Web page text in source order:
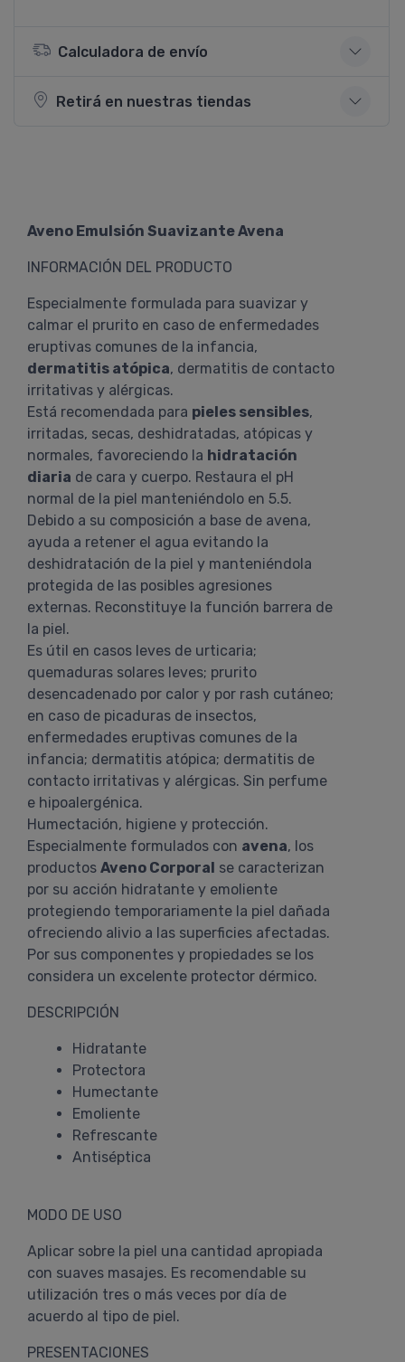
Calculadora de envío
Retirá en nuestras tiendas
Aveno Emulsión Suavizante Avena
INFORMACIÓN DEL PRODUCTO
Especialmente formulada para suavizar y
calmar el prurito en caso de enfermedades
eruptivas comunes de la infancia,
dermatitis atópica, dermatitis de contacto
irritativas y alérgicas.
Está recomendada para pieles sensibles,
irritadas, secas, deshidratadas, atópicas y
normales, favoreciendo la hidratación
diaria de cara y cuerpo. Restaura el pH
normal de la piel manteniéndolo en 5.5.
Debido a su composición a base de avena,
ayuda a retener el agua evitando la
deshidratación de la piel y manteniéndola
protegida de las posibles agresiones
externas. Reconstituye la función barrera de
la piel.
Es útil en casos leves de urticaria;
quemaduras solares leves; prurito
desencadenado por calor y por rash cutáneo;
en caso de picaduras de insectos,
enfermedades eruptivas comunes de la
infancia; dermatitis atópica; dermatitis de
contacto irritativas y alérgicas. Sin perfume
e hipoalergénica.
Humectación, higiene y protección.
Especialmente formulados con avena, los
productos Aveno Corporal se caracterizan
por su acción hidratante y emoliente
protegiendo temporariamente la piel dañada
ofreciendo alivio a las superficies afectadas.
Por sus componentes y propiedades se los
considera un excelente protector dérmico.
DESCRIPCIÓN
Hidratante
Protectora
Humectante
Emoliente
Refrescante
Antiséptica
MODO DE USO
Aplicar sobre la piel una cantidad apropiada
con suaves masajes. Es recomendable su
utilización tres o más veces por día de
acuerdo al tipo de piel.
PRESENTACIONES